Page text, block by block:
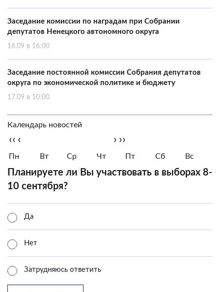
Заседание комиссии по наградам при Собрании
депутатов Ненецкого автономного округа
16.09 в 16:00
Заседание постоянной комиссии Собрания депутатов
округа по экономической политике и бюджету
17.09 в 10:00
Календарь новостей
‹‹ ‹ › ››
Пн Вт Ср Чт Пт Сб Вс
Планируете ли Вы участвовать в выборах 8-
10 сентября?
Да
Нет
Затрудняюсь ответить